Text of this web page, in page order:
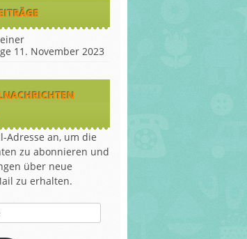
11. November 2023
Adresse an, um die
zu abonnieren und
über neue
zu erhalten.